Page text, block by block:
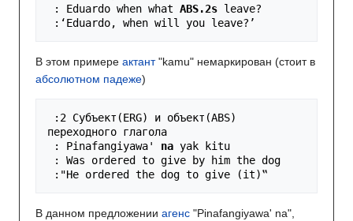
: Eduardo when what ABS.2s
: ‘Eduardo, when will you leave?’
В этом примере актант"kamu" немаркирован (стоит в
абсолютном падеже)
:2	Субъект(ERG) и объект(ABS)
: Pinafangiyawa' na
: "He ordered the dog to give (it)‟
В данном предложении агенс "Pinafangiyawa' na",